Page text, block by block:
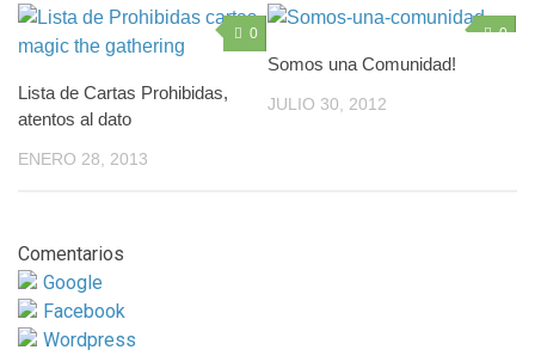
0
Lista de Cartas Prohibidas,
atentos al dato
ENERO 28, 2013
0
Somos una Comunidad!
JULIO 30, 2012
Comentarios
Google
Facebook
Wordpress